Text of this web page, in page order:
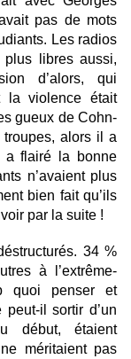
pas de mots
Les radios
libres aussi,
d’alors, qui
la violence était
gueux de Cohn-
alors il a
a flairé la bonne
n’avaient plus
bien fait qu’ils
par la suite !
34 %
à l’extrême-
quoi penser et
il sortir d’un
début, étaient
méritaient pas